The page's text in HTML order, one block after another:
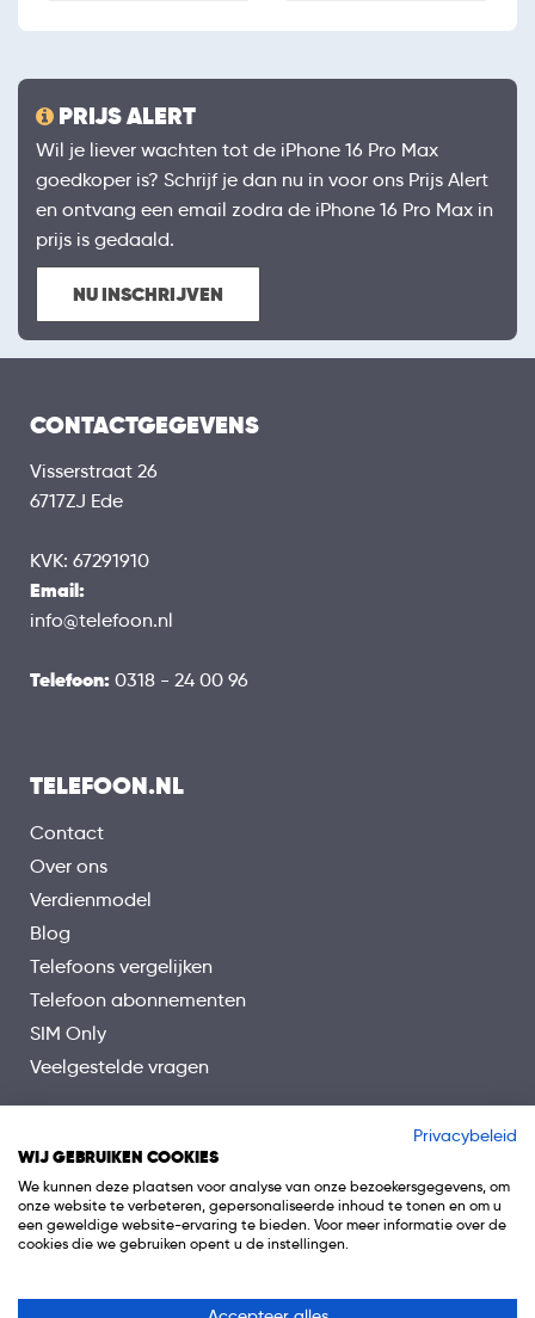
PRIJS ALERT
Wil je liever wachten tot de iPhone 16 Pro Max
goedkoper is? Schrijf je dan nu in voor ons Prijs Alert
en ontvang een email zodra de iPhone 16 Pro Max in
prijs is gedaald.
NU INSCHRIJVEN
CONTACTGEGEVENS
Visserstraat 26
6717ZJ Ede
KVK: 67291910
Email:
info@telefoon.nl
Telefoon: 0318 - 24 00 96
TELEFOON.NL
Contact
Over ons
Verdienmodel
Blog
Telefoons vergelijken
Telefoon abonnementen
SIM Only
Veelgestelde vragen
Privacybeleid
WIJ GEBRUIKEN COOKIES
We kunnen deze plaatsen voor analyse van onze bezoekersgegevens, om
onze website te verbeteren, gepersonaliseerde inhoud te tonen en om u
een geweldige website-ervaring te bieden. Voor meer informatie over de
cookies die we gebruiken opent u de instellingen.